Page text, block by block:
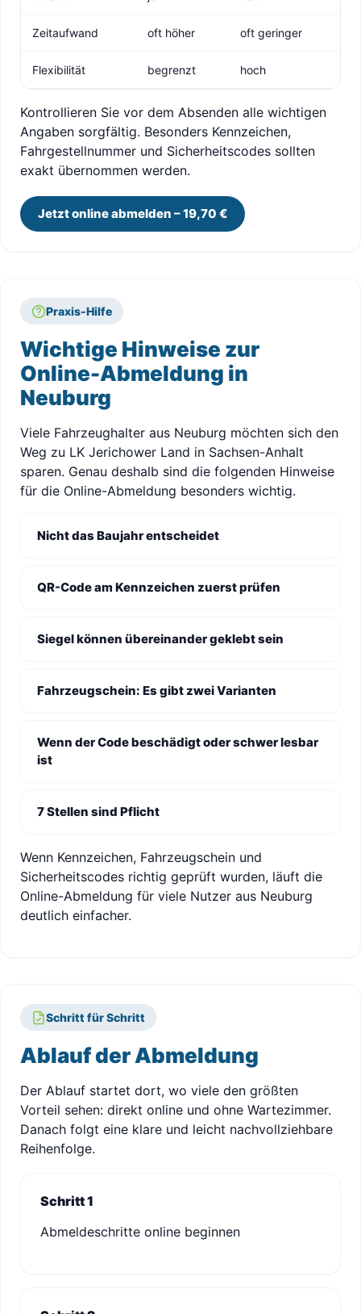
Zeitaufwand oft höher oft geringer
Flexibilität begrenzt hoch
Kontrollieren Sie vor dem Absenden alle wichtigen
Angaben sorgfältig. Besonders Kennzeichen,
Fahrgestellnummer und Sicherheitscodes sollten
exakt übernommen werden.
Jetzt online abmelden – 19,70 €
Praxis-Hilfe
Wichtige Hinweise zur
Online-Abmeldung in
Neuburg
Viele Fahrzeughalter aus Neuburg möchten sich den
Weg zu LK Jerichower Land in Sachsen-Anhalt
sparen. Genau deshalb sind die folgenden Hinweise
für die Online-Abmeldung besonders wichtig.
Nicht das Baujahr entscheidet
QR-Code am Kennzeichen zuerst prüfen
Siegel können übereinander geklebt sein
Fahrzeugschein: Es gibt zwei Varianten
Wenn der Code beschädigt oder schwer lesbar
ist
7 Stellen sind Pflicht
Wenn Kennzeichen, Fahrzeugschein und
Sicherheitscodes richtig geprüft wurden, läuft die
Online-Abmeldung für viele Nutzer aus Neuburg
deutlich einfacher.
Schritt für Schritt
Ablauf der Abmeldung
Der Ablauf startet dort, wo viele den größten
Vorteil sehen: direkt online und ohne Wartezimmer.
Danach folgt eine klare und leicht nachvollziehbare
Reihenfolge.
Schritt 1
Abmeldeschritte online beginnen